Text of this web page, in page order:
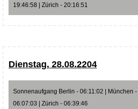
19:46:58 | Zürich - 20:16:51
Dienstag, 28.08.2204
Sonnenaufgang Berlin - 06:11:02 | München
06:07:03 | Zürich - 06:39:46